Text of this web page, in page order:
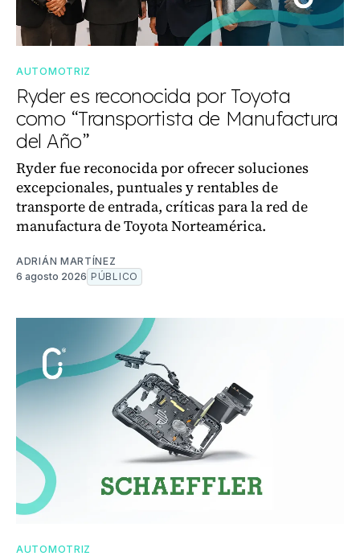
AUTOMOTRIZ
Ryder es reconocida por Toyota
como “Transportista de Manufactura
del Año”
Ryder fue reconocida por ofrecer soluciones
excepcionales, puntuales y rentables de
transporte de entrada, críticas para la red de
manufactura de Toyota Norteamérica.
ADRIÁN MARTÍNEZ
6 agosto 2026 PÚBLICO
AUTOMOTRIZ